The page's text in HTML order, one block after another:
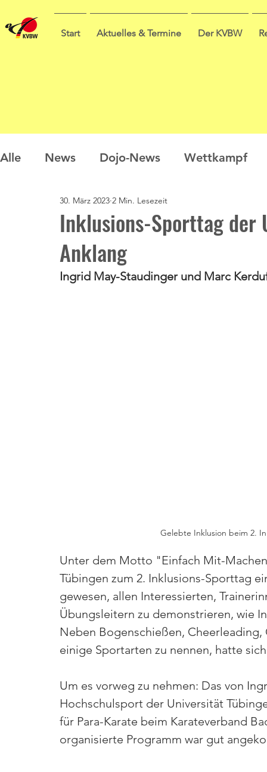
Start Aktuelles & Termine Der KVBW
Alle News Dojo-News Wettkampf
Nachwuchs Prüfungen
Sommercamp Umfrage
Inklusions-Sporttag der
Anklang
30. März 2023 2 Min. Lesezeit
Ingrid May-Staudinger und Marc
Gelebte Inklusion beim 2.
Unter dem Motto "Einfach Mit-
Tübingen zum 2. Inklusions-Sporttag
gewesen, allen Interessierten,
Übungsleitern zu demonstrieren, wie
Neben Bogenschießen,
einige Sportarten zu nennen, hatte
Um es vorweg zu nehmen: Das von
Hochschulsport der Universität
für Para-Karate beim Karateverband
organisierte Programm war gut